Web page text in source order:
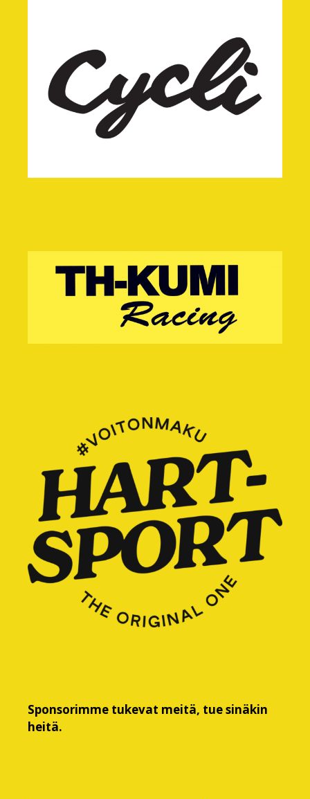
Sponsorimme tukevat meitä, tue sinäkin
heitä.